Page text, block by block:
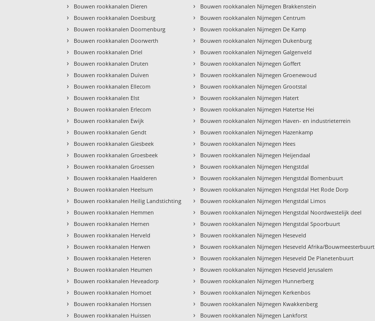
› Bouwen rookkanalen Dieren
› Bouwen rookkanalen Doesburg
› Bouwen rookkanalen Doornenburg
› Bouwen rookkanalen Doorwerth
› Bouwen rookkanalen Driel
› Bouwen rookkanalen Druten
› Bouwen rookkanalen Duiven
› Bouwen rookkanalen Ellecom
› Bouwen rookkanalen Elst
› Bouwen rookkanalen Erlecom
› Bouwen rookkanalen Ewijk
› Bouwen rookkanalen Gendt
› Bouwen rookkanalen Giesbeek
› Bouwen rookkanalen Groesbeek
› Bouwen rookkanalen Groessen
› Bouwen rookkanalen Haalderen
› Bouwen rookkanalen Heelsum
› Bouwen rookkanalen Heilig Landstichting
› Bouwen rookkanalen Hemmen
› Bouwen rookkanalen Hernen
› Bouwen rookkanalen Herveld
› Bouwen rookkanalen Herwen
› Bouwen rookkanalen Heteren
› Bouwen rookkanalen Heumen
› Bouwen rookkanalen Heveadorp
› Bouwen rookkanalen Homoet
› Bouwen rookkanalen Horssen
› Bouwen rookkanalen Huissen
› Bouwen rookkanalen Nijmegen Brakkenstein
› Bouwen rookkanalen Nijmegen Centrum
› Bouwen rookkanalen Nijmegen De Kamp
› Bouwen rookkanalen Nijmegen Dukenburg
› Bouwen rookkanalen Nijmegen Galgenveld
› Bouwen rookkanalen Nijmegen Goffert
› Bouwen rookkanalen Nijmegen Groenewoud
› Bouwen rookkanalen Nijmegen Grootstal
› Bouwen rookkanalen Nijmegen Hatert
› Bouwen rookkanalen Nijmegen Hatertse Hei
› Bouwen rookkanalen Nijmegen Haven- en industrieterrein
› Bouwen rookkanalen Nijmegen Hazenkamp
› Bouwen rookkanalen Nijmegen Hees
› Bouwen rookkanalen Nijmegen Heijendaal
› Bouwen rookkanalen Nijmegen Hengstdal
› Bouwen rookkanalen Nijmegen Hengstdal Bomenbuurt
› Bouwen rookkanalen Nijmegen Hengstdal Het Rode Dorp
› Bouwen rookkanalen Nijmegen Hengstdal Limos
› Bouwen rookkanalen Nijmegen Hengstdal Noordwestelijk deel
› Bouwen rookkanalen Nijmegen Hengstdal Spoorbuurt
› Bouwen rookkanalen Nijmegen Heseveld
› Bouwen rookkanalen Nijmegen Heseveld Afrika/Bouwmeesterbuurt
› Bouwen rookkanalen Nijmegen Heseveld De Planetenbuurt
› Bouwen rookkanalen Nijmegen Heseveld Jerusalem
› Bouwen rookkanalen Nijmegen Hunnerberg
› Bouwen rookkanalen Nijmegen Kerkenbos
› Bouwen rookkanalen Nijmegen Kwakkenberg
› Bouwen rookkanalen Nijmegen Lankforst